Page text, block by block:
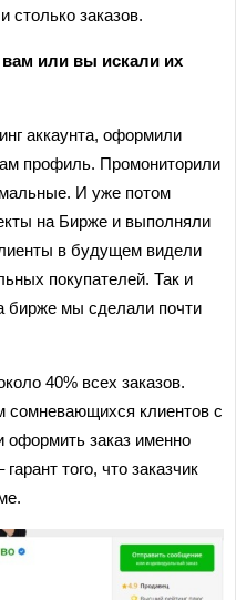
столько заказов.
или вы искали их
аккаунта, оформили
профиль. Промониторили
И уже потом
на Бирже и выполняли
в будущем видели
покупателей. Так и
бирже мы сделали почти
40% всех заказов.
сомневающихся клиентов с
оформить заказ именно
того, что заказчик